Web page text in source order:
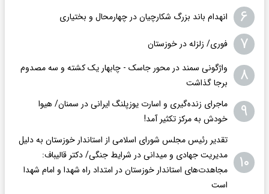
۶ انهدام باند بزرگ شکارچیان در چهارمحال و بختیاری
۷ فوری/ زلزله در خوزستان
۸
واژگونی سمند در محور جاسک - چابهار یک کشته و سه مصدوم
برجا گذاشت
۹
ماجرای زنده‌گیری و اسارت یوزپلنگ ایرانی در سمنان/ هیوا
خودش به مرکز تکثیر آمد!
۱۰
تقدیر رئیس مجلس شورای اسلامی از استاندار خوزستان به دلیل
مدیریت جهادی و میدانی در شرایط جنگی/ دکتر قالیباف:
مجاهدت‌های استاندار خوزستان در امتداد راه شهدا و امام شهدا
است